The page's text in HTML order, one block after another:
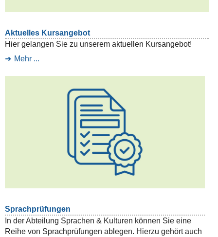
Aktuelles Kursangebot
Hier gelangen Sie zu unserem aktuellen Kursangebot!
Mehr ...
Sprachprüfungen
In der Abteilung Sprachen & Kulturen können Sie eine
Reihe von Sprachprüfungen ablegen. Hierzu gehört auch